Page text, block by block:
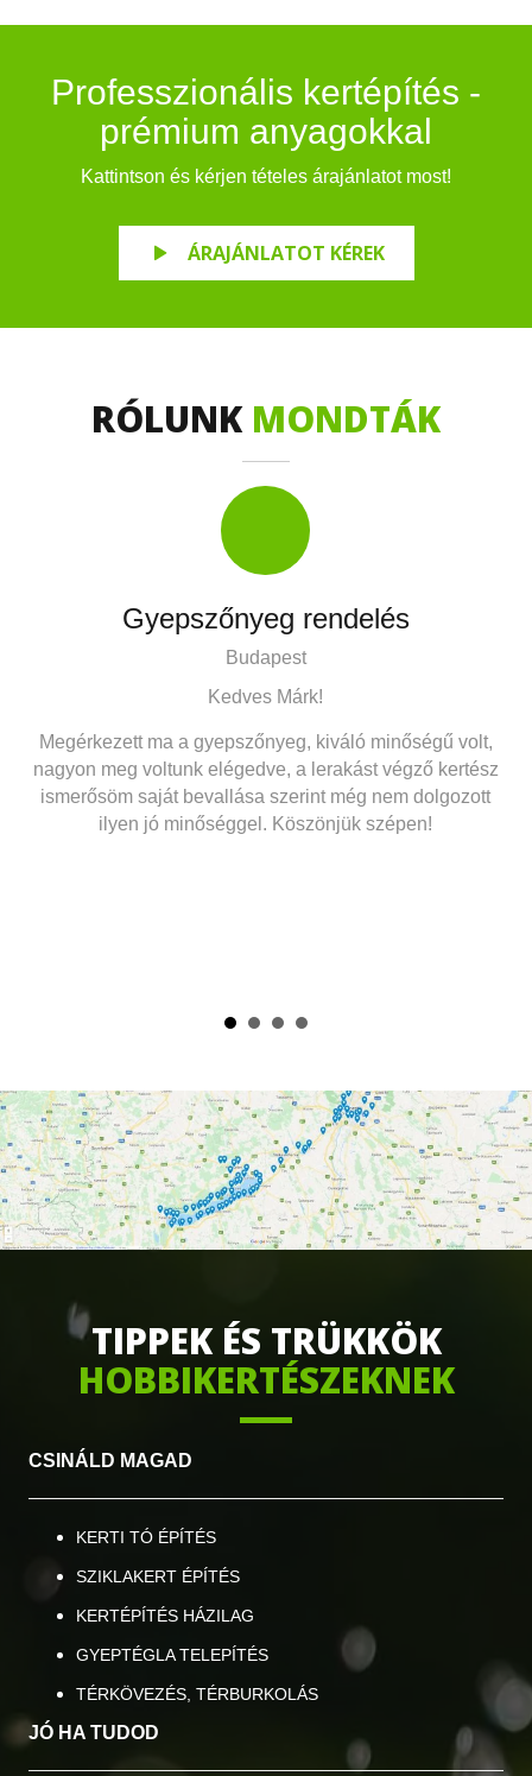
Professzionális kertépítés -
prémium anyagokkal
Kattintson és kérjen tételes árajánlatot most!
ÁRAJÁNLATOT KÉREK
RÓLUNK MONDTÁK
Gyepszőnyeg rendelés
Budapest
Kedves Márk!
Megérkezett ma a gyepszőnyeg, kiváló minőségű volt,
nagyon meg voltunk elégedve, a lerakást végző kertész
ismerősöm saját bevallása szerint még nem dolgozott
ilyen jó minőséggel. Köszönjük szépen!
TIPPEK ÉS TRÜKKÖK
HOBBIKERTÉSZEKNEK
CSINÁLD MAGAD
KERTI TÓ ÉPÍTÉS
SZIKLAKERT ÉPÍTÉS
KERTÉPÍTÉS HÁZILAG
GYEPTÉGLA TELEPÍTÉS
TÉRKÖVEZÉS, TÉRBURKOLÁS
JÓ HA TUDOD